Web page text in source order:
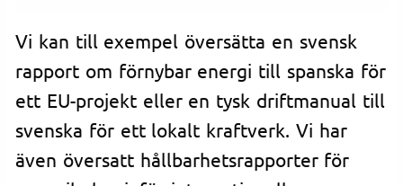
Vi kan till exempel översätta en svensk
rapport om förnybar energi till spanska för
ett EU-projekt eller en tysk driftmanual till
svenska för ett lokalt kraftverk. Vi har
även översatt hållbarhetsrapporter för